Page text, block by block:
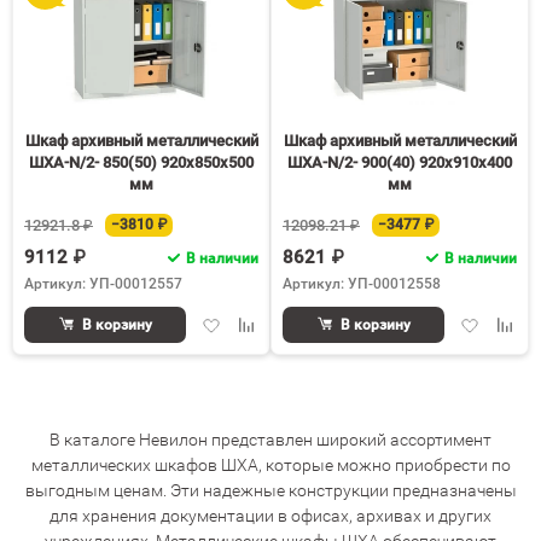
Шкаф архивный металлический
ШХА-N/2- 850(50) 920х850х500
мм
12921.8 ₽ −3810 ₽
9112 ₽
В наличии
Артикул: УП-00012557
ДобавитьДобавить
В корзину
Шкаф архивный металлический
ШХА-N/2- 900(40) 920х910х400
мм
12098.21 ₽ −3477 ₽
8621 ₽
В наличии
Артикул: УП-00012558
Добавить
В корзину
В каталоге Невилон представлен широкий ассортимент
металлических шкафов ШХА, которые можно приобрести по
выгодным ценам. Эти надежные конструкции предназначены
для хранения документации в офисах, архивах и других